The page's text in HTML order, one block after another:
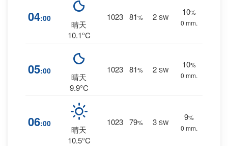
04:00
晴天
10.1°C
1023 81% 2 SW
10%
0 mm.
05:00
晴天
9.9°C
1023 81% 2 SW
10%
0 mm.
06:00
晴天
10.5°C
1023 79% 3 SW
9%
0 mm.